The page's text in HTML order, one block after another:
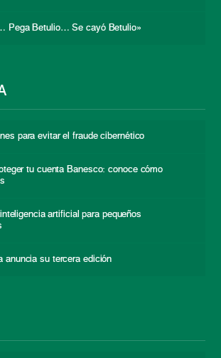
Pega Betulio… Se cayó Betulio»
para evitar el fraude cibernético
tu cuenta Banesco: conoce cómo
artificial para pequeños
anuncia su tercera edición